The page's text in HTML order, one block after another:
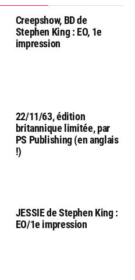
Creepshow, BD de
Stephen King : EO, 1e
impression
22/11/63, édition
britannique limitée, par
PS Publishing (en anglais
!)
JESSIE de Stephen King :
EO/1e impression